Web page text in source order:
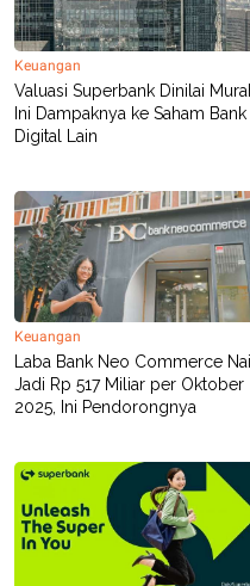
Keuangan
Valuasi Superbank Dinilai
Ini Dampaknya ke Saham Bank
Digital Lain
Keuangan
Laba Bank Neo Commerce
Jadi Rp 517 Miliar per Oktober
2025, Ini Pendorongnya